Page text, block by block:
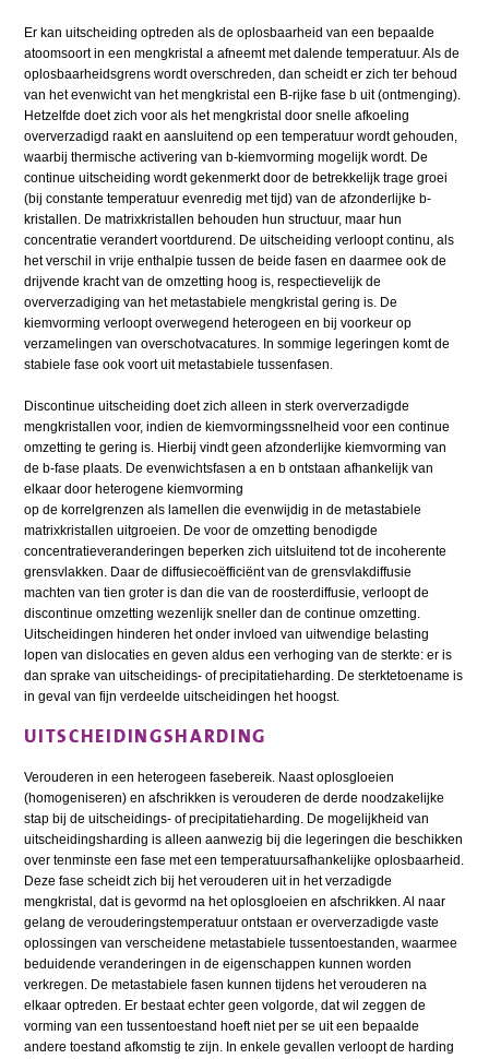
Er kan uitscheiding optreden als de oplosbaarheid van een bepaalde
atoomsoort in een mengkristal a afneemt met dalende temperatuur. Als de
oplosbaarheidsgrens wordt overschreden, dan scheidt er zich ter behoud
van het evenwicht van het mengkristal een B-rijke fase b uit (ontmenging).
Hetzelfde doet zich voor als het mengkristal door snelle afkoeling
oververzadigd raakt en aansluitend op een temperatuur wordt gehouden,
waarbij thermische activering van b-kiemvorming mogelijk wordt. De
continue uitscheiding wordt gekenmerkt door de betrekkelijk trage groei
(bij constante temperatuur evenredig met tijd) van de afzonderlijke b-
kristallen. De matrixkristallen behouden hun structuur, maar hun
concentratie verandert voortdurend. De uitscheiding verloopt continu, als
het verschil in vrije enthalpie tussen de beide fasen en daarmee ook de
drijvende kracht van de omzetting hoog is, respectievelijk de
oververzadiging van het metastabiele mengkristal gering is. De
kiemvorming verloopt overwegend heterogeen en bij voorkeur op
verzamelingen van overschotvacatures. In sommige legeringen komt de
stabiele fase ook voort uit metastabiele tussenfasen.
Discontinue uitscheiding doet zich alleen in sterk oververzadigde
mengkristallen voor, indien de kiemvormingssnelheid voor een continue
omzetting te gering is. Hierbij vindt geen afzonderlijke kiemvorming van
de b-fase plaats. De evenwichtsfasen a en b ontstaan afhankelijk van
elkaar door heterogene kiemvorming
op de korrelgrenzen als lamellen die evenwijdig in de metastabiele
matrixkristallen uitgroeien. De voor de omzetting benodigde
concentratieveranderingen beperken zich uitsluitend tot de incoherente
grensvlakken. Daar de diffusiecoëfficiënt van de grensvlakdiffusie
machten van tien groter is dan die van de roosterdiffusie, verloopt de
discontinue omzetting wezenlijk sneller dan de continue omzetting.
Uitscheidingen hinderen het onder invloed van uitwendige belasting
lopen van dislocaties en geven aldus een verhoging van de sterkte: er is
dan sprake van uitscheidings- of precipitatieharding. De sterktetoename is
in geval van fijn verdeelde uitscheidingen het hoogst.
UITSCHEIDINGSHARDING
Verouderen in een heterogeen fasebereik. Naast oplosgloeien
(homogeniseren) en afschrikken is verouderen de derde noodzakelijke
stap bij de uitscheidings- of precipitatieharding. De mogelijkheid van
uitscheidingsharding is alleen aanwezig bij die legeringen die beschikken
over tenminste een fase met een temperatuursafhankelijke oplosbaarheid.
Deze fase scheidt zich bij het verouderen uit in het verzadigde
mengkristal, dat is gevormd na het oplosgloeien en afschrikken. Al naar
gelang de verouderingstemperatuur ontstaan er oververzadigde vaste
oplossingen van verscheidene metastabiele tussentoestanden, waarmee
beduidende veranderingen in de eigenschappen kunnen worden
verkregen. De metastabiele fasen kunnen tijdens het verouderen na
elkaar optreden. Er bestaat echter geen volgorde, dat wil zeggen de
vorming van een tussentoestand hoeft niet per se uit een bepaalde
andere toestand afkomstig te zijn. In enkele gevallen verloopt de harding